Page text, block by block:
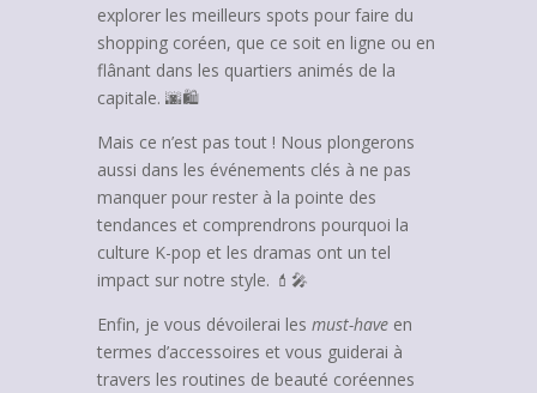
explorer les meilleurs spots pour faire du
shopping coréen, que ce soit en ligne ou en
flânant dans les quartiers animés de la
capitale. 🌆🛍️
Mais ce n’est pas tout ! Nous plongerons
aussi dans les événements clés à ne pas
manquer pour rester à la pointe des
tendances et comprendrons pourquoi la
culture K-pop et les dramas ont un tel
impact sur notre style. 💄🎤
Enfin, je vous dévoilerai les must-haveen
termes d’accessoires et vous guiderai à
travers les routines de beauté coréennes